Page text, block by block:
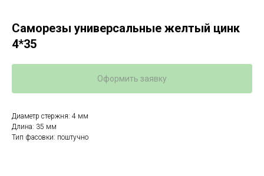
Саморезы универсальные желтый цинк
4*35
Оформить заявку
Диаметр стержня: 4 мм
Длина: 35 мм
Тип фасовки: поштучно